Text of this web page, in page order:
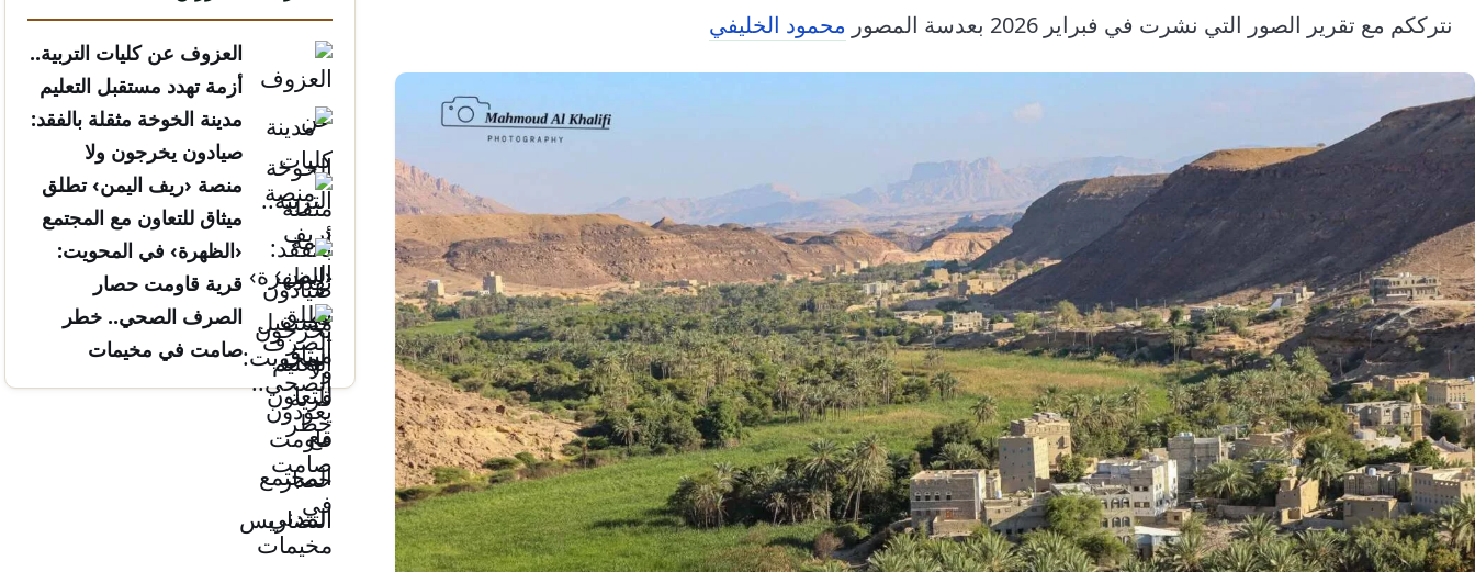
نترككم مع تقرير الصور التي نشرت في فبراير 2026 بعدسة المصور محمود الخليفي
العزوف عن كليات التربية..
أزمة تهدد مستقبل التعليم
مدينة الخوخة مثقلة بالفقد:
صيادون يخرجون ولا
يعودون
منصة ‹ريف اليمن› تطلق
ميثاق للتعاون مع المجتمع
المدني
‹الظهرة› في المحويت:
قرية قاومت حصار
التضاريس
الصرف الصحي.. خطر
صامت في مخيمات
النازحين